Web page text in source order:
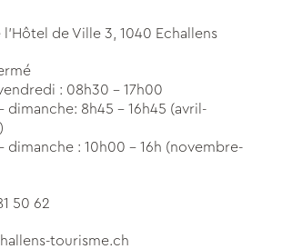
l'Hôtel de Ville 3, 1040 Echallens
: 08h30 - 17h00
dimanche: 8h45 - 16h45 (avril-
dimanche : 10h00 - 16h (novembre-
50 62
tourisme.ch